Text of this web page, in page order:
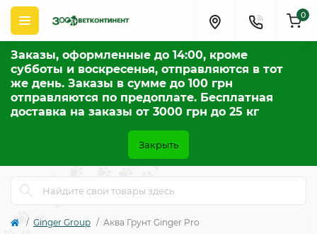
Заказы, оформленные до 14:00, кроме
субботы и воскресенья, отправляются в тот
же день. Заказы в сумме до 100 грн
отправляются по предоплате. Бесплатная
доставка на заказы от 3000 грн до 25 кг
Закрыть
0
Ginger Group Аква Грунт Ginger Pro